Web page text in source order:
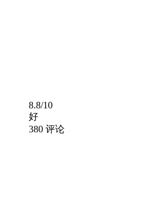
8.8/10
好
380 评论